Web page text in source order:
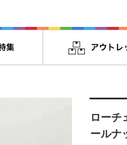
ロー
ールナ